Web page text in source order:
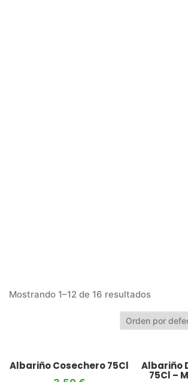
Mostrando 1–12 de 16 resultados
Albariño Cosechero 75Cl Albariño
75Cl –